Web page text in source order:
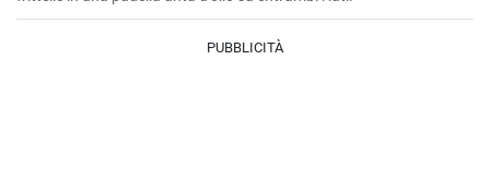
PUBBLICITÀ